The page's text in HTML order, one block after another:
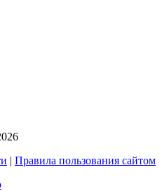
| Правила пользования сайтом